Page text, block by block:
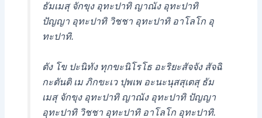
ธัมเมสุ จักขุง อุทะปาทิ ญาณัง อุทะปาทิ
ปัญญา อุทะปาทิ วิชชา อุทะปาทิ อาโลโก อุ
ทะปาทิ.
ตัง โข ปะนิทัง ทุกขะนิโรโธ อะริยะสัจจัง สัจฉิ
กะตันติ เม ภิกขะเว ปุพเพ อะนะนุสสุเตสุ ธัม
เมสุ จักขุง อุทะปาทิ ญาณัง อุทะปาทิ ปัญญา
อุทะปาทิ วิชชา อุทะปาทิ อาโลโก อุทะปาทิ.